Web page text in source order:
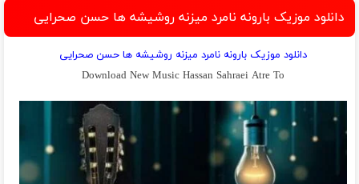
تخفیف سفارش
فوری)
+ اقساط 12
ماهه
دانلود موزیک بارونه نامرد میزنه روشیشه ها حسن صحرایی
دانلود موزیک بارونه نامرد میزنه روشیشه ها حسن صحرایی
Download New Music Hassan Sahraei Atre To